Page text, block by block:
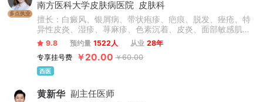
多点执业
南方医科大学皮肤病医院
皮肤科
擅长：白癜风、银屑病、带状疱疹、疤痕、脱发、痤疮、特
异性皮炎、湿疹、荨麻疹、色素沉着、皮炎、面部敏感肌肤
及过敏性皮肤病、常见病及疑难杂症治疗。
9.8 预约量 1522人 从业 28年
专享挂号费
￥20.00 ￥60.00
西医
黄新华 副主任医师